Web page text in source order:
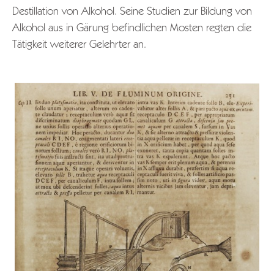
Destillation von Alkohol. Seine Studien zur Bildung von
Alkohol aus in Gärung befindlichen Mosten regten die
Tätigkeit weiterer Gelehrter an.